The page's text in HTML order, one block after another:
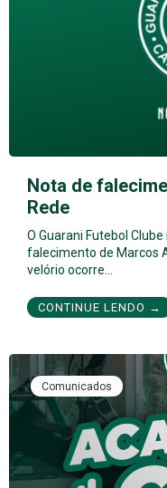
Nota de
Rede
O Guarani Futebol
falecimento de Marcos
velório ocorre…
CONTINUE LENDO →
Comunicados